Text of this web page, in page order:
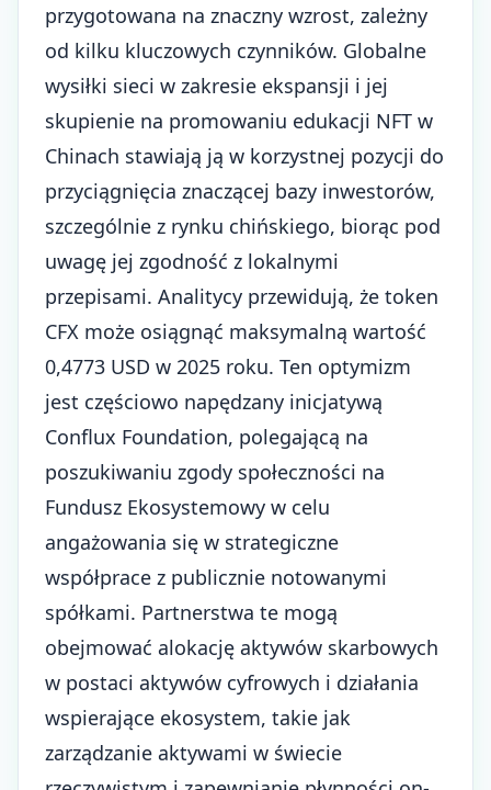
przygotowana na znaczny wzrost, zależny
od kilku kluczowych czynników. Globalne
wysiłki sieci w zakresie ekspansji i jej
skupienie na promowaniu edukacji NFT w
Chinach stawiają ją w korzystnej pozycji do
przyciągnięcia znaczącej bazy inwestorów,
szczególnie z rynku chińskiego, biorąc pod
uwagę jej zgodność z lokalnymi
przepisami. Analitycy przewidują, że token
CFX może osiągnąć maksymalną wartość
0,4773 USD w 2025 roku. Ten optymizm
jest częściowo napędzany inicjatywą
Conflux Foundation, polegającą na
poszukiwaniu zgody społeczności na
Fundusz Ekosystemowy w celu
angażowania się w strategiczne
współprace z publicznie notowanymi
spółkami. Partnerstwa te mogą
obejmować alokację aktywów skarbowych
w postaci aktywów cyfrowych i działania
wspierające ekosystem, takie jak
zarządzanie aktywami w świecie